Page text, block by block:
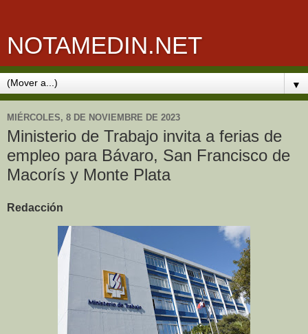
NOTAMEDIN.NET
▼
MIÉRCOLES, 8 DE NOVIEMBRE DE 2023
Ministerio de Trabajo invita a ferias de
empleo para Bávaro, San Francisco de
Macorís y Monte Plata
Redacción